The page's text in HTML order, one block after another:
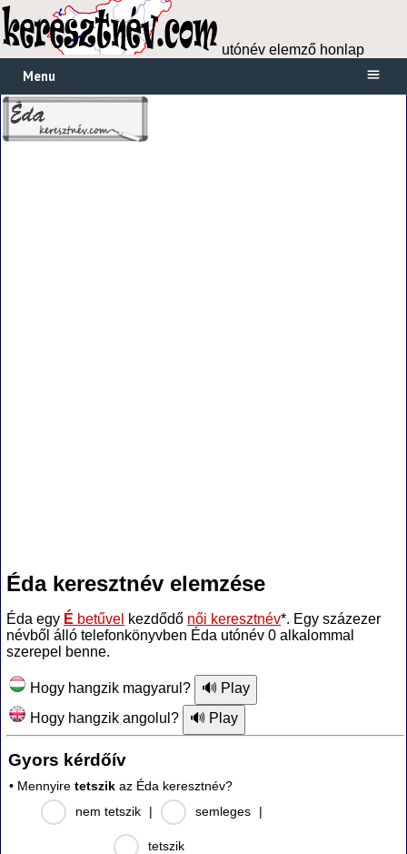
utónév elemző honlap
Menu
Éda keresztnév elemzése
Éda egy É betűvel kezdődő női keresztnév*. Egy százezer
névből álló telefonkönyvben Éda utónév 0 alkalommal
szerepel benne.
Hogy hangzik magyarul?
Hogy hangzik angolul?
Gyors kérdőív
• Mennyire tetszik az Éda keresztnév?
nem tetszik
| semleges |
tetszik